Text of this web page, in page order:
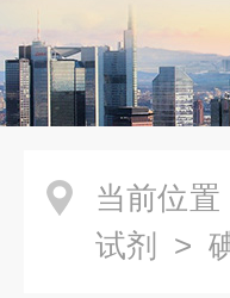
当前位置
试剂
>